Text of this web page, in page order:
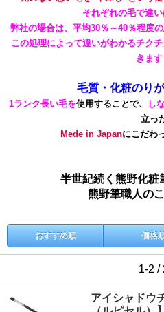
それぞれの毛で違い
弊社の場合は、平均30％～40％程度
この処理によって違いがわかるチク
きます
毛質・化粧のり
1ランク長い毛を使用することで、 し
立っ
Mede in Japanにこだわ
半世紀続く熊野化粧
熊野筆職人の
おすすめ順 価格
1-2 /
アイシャドウ